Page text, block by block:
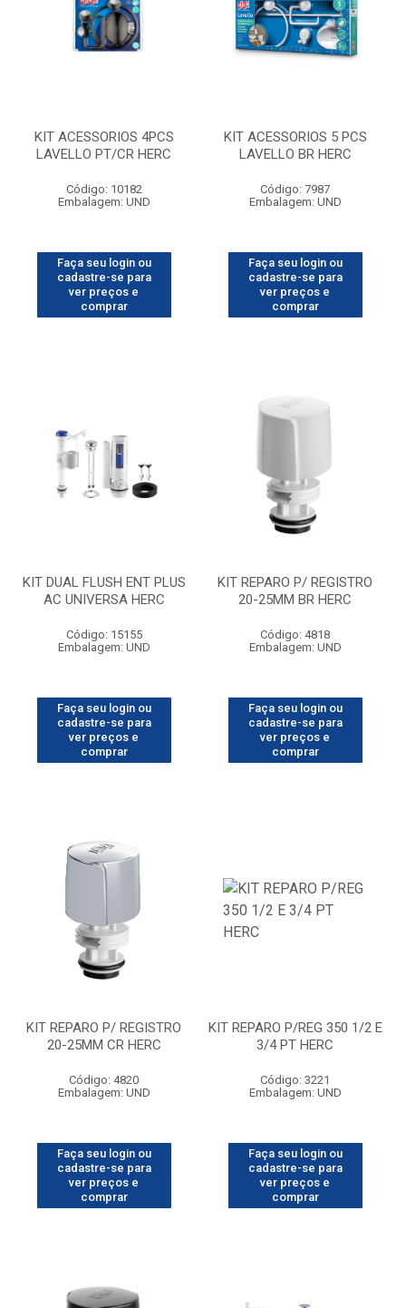
KIT ACESSORIOS 4PCS
LAVELLO PT/CR HERC
Código: 10182
Embalagem: UND
Faça seu login ou
cadastre-se para
ver preços e
comprar
KIT ACESSORIOS 5 PCS
LAVELLO BR HERC
Código: 7987
Embalagem: UND
Faça seu login ou
cadastre-se para
ver preços e
comprar
KIT DUAL FLUSH ENT PLUS
AC UNIVERSA HERC
Código: 15155
Embalagem: UND
Faça seu login ou
cadastre-se para
ver preços e
comprar
KIT REPARO P/ REGISTRO
20-25MM BR HERC
Código: 4818
Embalagem: UND
Faça seu login ou
cadastre-se para
ver preços e
comprar
KIT REPARO P/ REGISTRO
20-25MM CR HERC
Código: 4820
Embalagem: UND
Faça seu login ou
cadastre-se para
ver preços e
comprar
KIT REPARO P/REG 350 1/2 E
3/4 PT HERC
Código: 3221
Embalagem: UND
Faça seu login ou
cadastre-se para
ver preços e
comprar